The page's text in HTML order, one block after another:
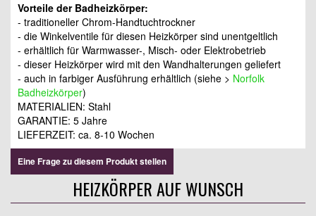
Vorteile der Badheizkörper:
- traditioneller Chrom-Handtuchtrockner
- die Winkelventile für diesen Heizkörper sind unentgeltlich
- erhältlich für Warmwasser-, Misch- oder Elektrobetrieb
- dieser Heizkörper wird mit den Wandhalterungen geliefert
- auch in farbiger Ausführung erhältlich (siehe > Norfolk
Badheizkörper)
MATERIALIEN: Stahl
GARANTIE: 5 Jahre
LIEFERZEIT: ca. 8-10 Wochen
Eine Frage zu diesem Produkt stellen
HEIZKÖRPER AUF WUNSCH